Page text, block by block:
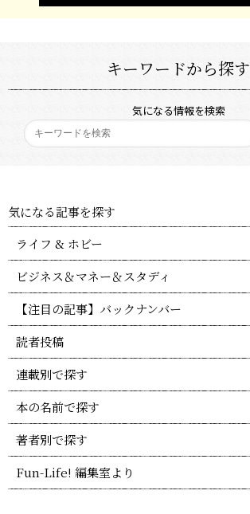
キーワードから探す
気になる情報を検索
気になる記事を探す
ライフ & ホビー
ビジネス＆マネー＆スタディ
【注目の記事】バックナンバー
読者投稿
連載別で探す
本の名前で探す
著者別で探す
Fun-Life! 編集室より